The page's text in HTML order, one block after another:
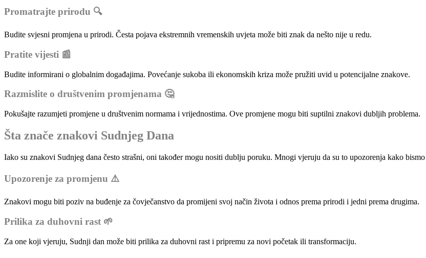
Promatrajte prirodu 🔍
Budite svjesni promjena u prirodi. Česta pojava ekstremnih vremenskih uvjeta može biti znak da nešto nije u redu.
Pratite vijesti 📰
Budite informirani o globalnim događajima. Povećanje sukoba ili ekonomskih kriza može pružiti uvid u potencijalne znakove.
Razmislite o društvenim promjenama 🤔
Pokušajte razumjeti promjene u društvenim normama i vrijednostima. Ove promjene mogu biti suptilni znakovi dubljih problema.
Šta znače znakovi Sudnjeg Dana
Iako su znakovi Sudnjeg dana često strašni, oni također mogu nositi dublju poruku. Mnogi vjeruju da su to upozorenja kako
Upozorenje za promjenu ⚠️
Znakovi mogu biti poziv na buđenje za čovječanstvo da promijeni svoj način života i odnos prema prirodi i jedni prema drugima.
Prilika za duhovni rast 🌱
Za one koji vjeruju, Sudnji dan može biti prilika za duhovni rast i pripremu za novi početak ili transformaciju.